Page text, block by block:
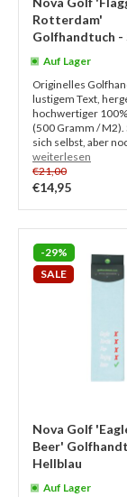
Rotterdam'
Golfhandtuch -
Auf Lager
Originelles
lustigem Text,
hochwertiger
(500 Gramm / M2).
sich selbst, aber
weiterlesen
€21,00
€14,95
-29%
SALE
Nova Golf
Beer'
Hellblau
Auf Lager